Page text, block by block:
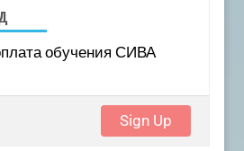
обучения СИВА
Sign Up